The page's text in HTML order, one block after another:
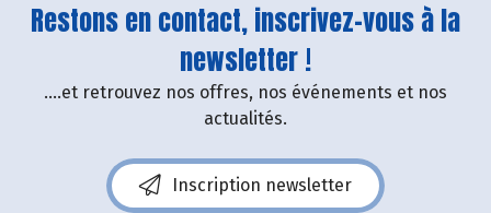
Restons en contact, inscrivez-vous à la
newsletter !
....et retrouvez nos offres, nos événements et nos
actualités.
Inscription newsletter